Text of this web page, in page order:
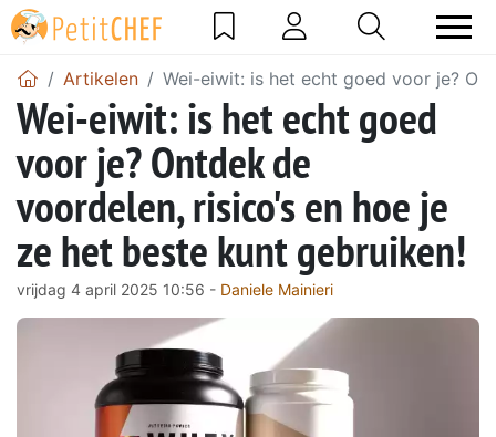
Artikelen Wei-eiwit: is het echt goed voor je?
Wei-eiwit: is het echt goed
voor je? Ontdek de
voordelen, risico's en hoe je
ze het beste kunt gebruiken!
vrijdag 4 april 2025 10:56 - Daniele Mainieri